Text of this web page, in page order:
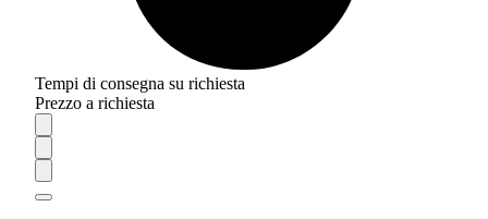
Tempi di consegna su richiesta
Prezzo a richiesta